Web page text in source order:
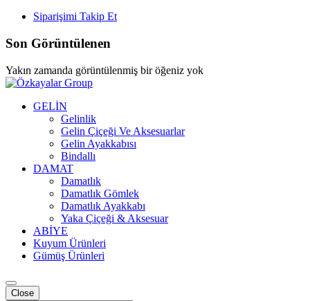
Siparişimi Takip Et
Son Görüntülenen
Yakın zamanda görüntülenmiş bir öğeniz yok
GELİN
Gelinlik
Gelin Çiçeği Ve Aksesuarlar
Gelin Ayakkabısı
Bindallı
DAMAT
Damatlık
Damatlık Gömlek
Damatlık Ayakkabı
Yaka Çiçeği & Aksesuar
ABİYE
Kuyum Ürünleri
Gümüş Ürünleri
Close